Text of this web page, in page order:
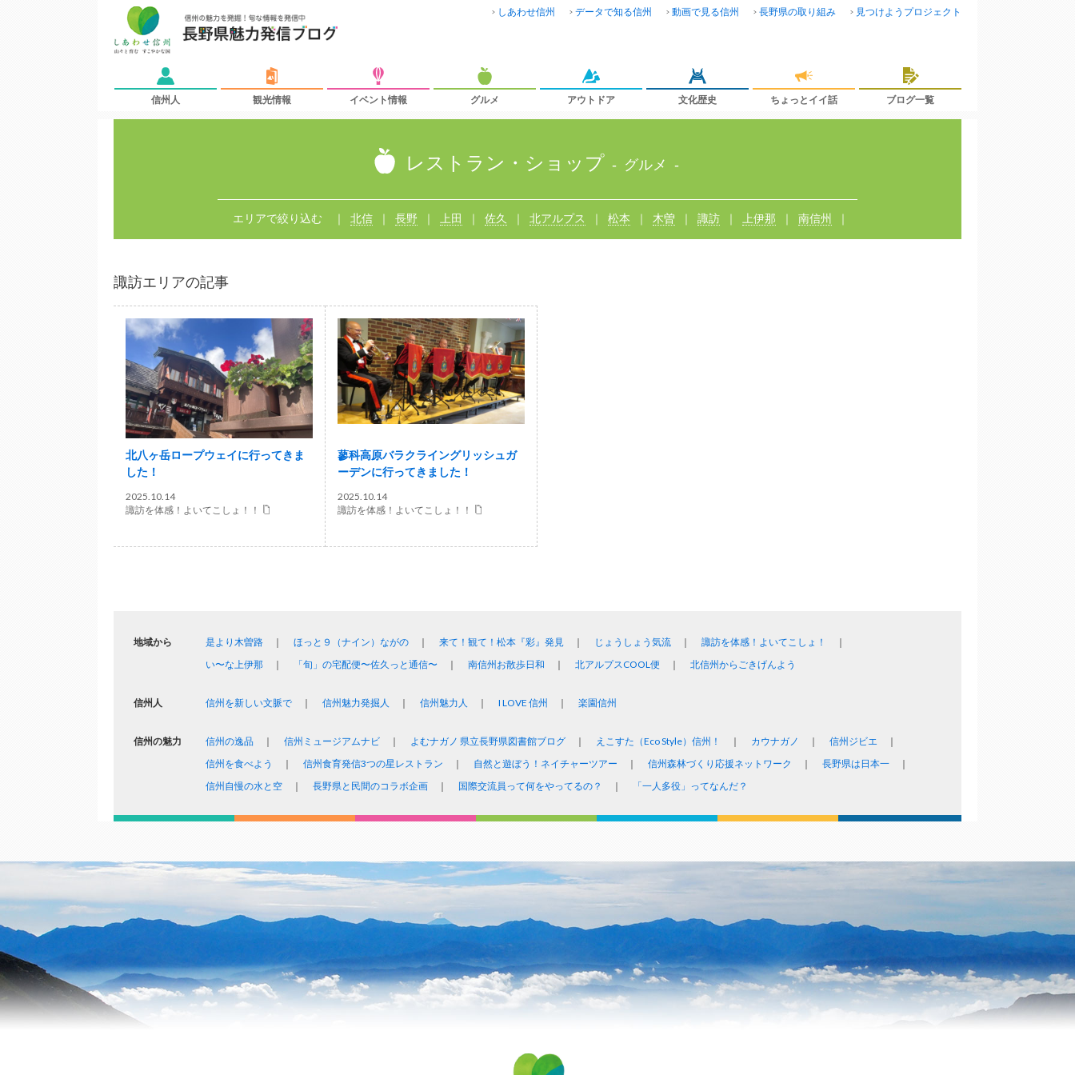
しあわせ信州 データで知る信州 動画で見る信州 長野県の取り組み 見つけようプロジェクト
信州人 観光情報 イベント情報 グルメ アウトドア 文化歴史 ちょっとイイ話 ブログ一覧
レストラン・ショップ グルメ
エリアで絞り込む 北信 長野 上田 佐久 北アルプス 松本 木曽 諏訪 上伊那 南信州
諏訪エリアの記事
北八ヶ岳ロープウェイに行ってきま
した！
2025.10.14
諏訪を体感！よいてこしょ！！
蓼科高原バラクライングリッシュガ
ーデンに行ってきました！
2025.10.14
諏訪を体感！よいてこしょ！！
地域から 是より木曽路 ほっと９（ナイン）ながの 来て！観て！松本『彩』発見 じょうしょう気流
諏訪を体感！よいてこしょ！
い〜な上伊那
「旬」の宅配便〜佐久っと通信〜 南信州お散歩日和 北アルプスCOOL便 北信州からごきげんよう
信州人 信州を新しい文脈で 信州魅力発掘人 信州魅力人 I LOVE 信州 楽園信州
信州の魅力 信州の逸品 信州ミュージアムナビ よむナガノ 県立長野県図書館ブログ えこすた（Eco Style）信州！ カウナガノ
信州ジビエ
信州を食べよう
信州食育発信3つの星レストラン 自然と遊ぼう！ネイチャーツアー 信州森林づくり応援ネットワーク
長野県は日本一
信州自慢の水と空
長野県と民間のコラボ企画 国際交流員って何をやってるの？ 「一人多役」ってなんだ？